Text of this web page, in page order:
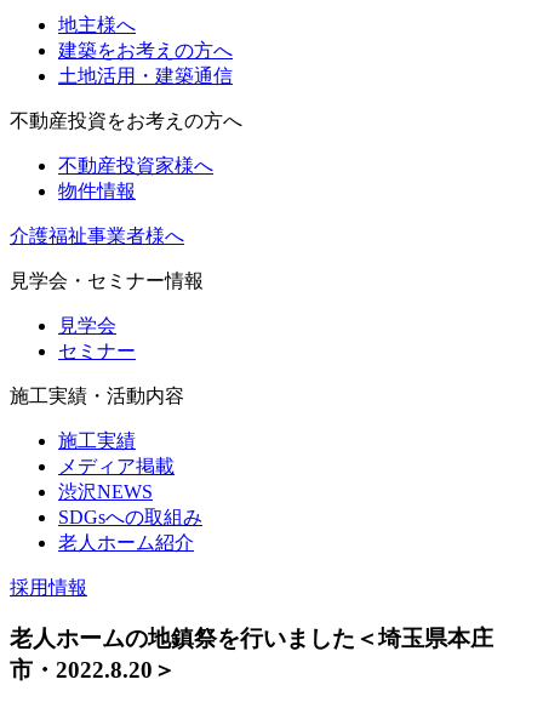
地主様へ
建築をお考えの方へ
土地活用・建築通信
不動産投資をお考えの方へ
不動産投資家様へ
物件情報
介護福祉事業者様へ
見学会・セミナー情報
見学会
セミナー
施工実績・活動内容
施工実績
メディア掲載
渋沢NEWS
SDGsへの取組み
老人ホーム紹介
採用情報
老人ホームの地鎮祭を行いました＜埼玉県本庄
市・2022.8.20＞